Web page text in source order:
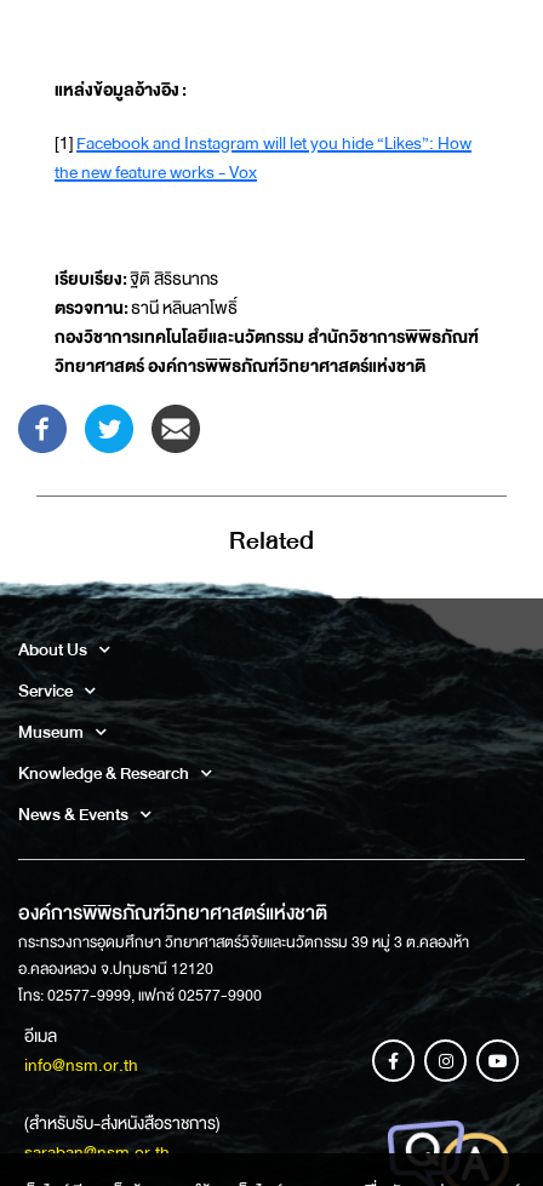
แหล่งข้อมูลอ้างอิง:
[1]Facebook and Instagram will let you hide “Likes”: How
the new feature works - Vox
เรียบเรียง:ฐิติ สิริธนากร
ตรวจทาน:ธานี หลินลาโพธิ์
กองวิชาการเทคโนโลยีและนวัตกรรม สำนักวิชาการพิพิธภัณฑ์
วิทยาศาสตร์ องค์การพิพิธภัณฑ์วิทยาศาสตร์แห่งชาติ
Related
About Us
Service
Museum
Knowledge & Research
News & Events
องค์การพิพิธภัณฑ์วิทยาศาสตร์แห่งชาติ
กระทรวงการอุดมศึกษา วิทยาศาสตร์วิจัยและนวัตกรรม 39 หมู่ 3 ต.คลองห้า
อ.คลองหลวง จ.ปทุมธานี 12120
โทร: 02577-9999, แฟกซ์ 02577-9900
อีเมล
info@nsm.or.th
(สำหรับรับ-ส่งหนังสือราชการ)
saraban@nsm.or.th